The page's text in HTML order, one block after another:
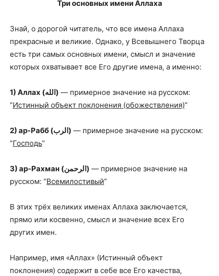
Три основных имени Аллаха
Знай, о дорогой читатель, что все имена Аллаха
прекрасные и великие. Однако, у Всевышнего Творца
есть три самых основных имени, смысл и значение
которых охватывает все Его другие имена, а именно:
1) Аллах (الله) — примерное значение на русском:
“Истинный объект поклонения (обожествления)”
2) ар-Рабб (الرب) — примерное значение на русском:
“Господь”
3) ар-Рахман (الرحمن) — примерное значение на
русском: “Всемилостивый”
В этих трёх великих именах Аллаха заключается,
прямо или косвенно, смысл и значение всех Его
других имен.
Например, имя «Аллах» (Истинный объект
поклонения) содержит в себе все Его качества,